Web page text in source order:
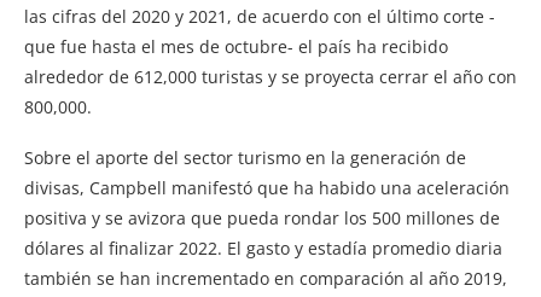
las cifras del 2020 y 2021, de acuerdo con el último corte -
que fue hasta el mes de octubre- el país ha recibido
alrededor de 612,000 turistas y se proyecta cerrar el año con
800,000.
Sobre el aporte del sector turismo en la generación de
divisas, Campbell manifestó que ha habido una aceleración
positiva y se avizora que pueda rondar los 500 millones de
dólares al finalizar 2022. El gasto y estadía promedio diaria
también se han incrementado en comparación al año 2019,